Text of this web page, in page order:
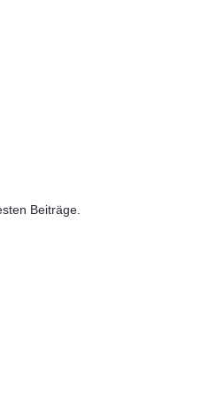
Beiträge.